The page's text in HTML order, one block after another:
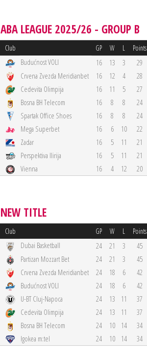
ABA LEAGUE 2025/26 - GROUP B
Club GP W L Points
Budućnost VOLI 16 13 3
29
Crvena Zvezda Meridianbet 16 12 4
28
Cedevita Olimpija 16 11 5
27
Bosna BH Telecom 16 8 8
24
Spartak Office Shoes 16 8 8
24
Mega Superbet 16 6 10
22
Zadar 16 5 11
21
Perspektiva Ilirija 16 5 11
21
Vienna 16 4 12 20
NEW TITLE
Club GP W L Points
Dubai Basketball 24 21 3
45
Partizan Mozzart Bet 24 21 3
45
Crvena Zvezda Meridianbet 24 18 6
42
Budućnost VOLI 24 18 6
42
U-BT Cluj-Napoca 24 13 11
37
Cedevita Olimpija 24 13 11
37
Bosna BH Telecom 24 10 14
34
Igokea m:tel 24 10 14 34